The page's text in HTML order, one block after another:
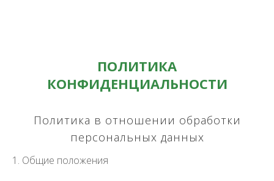
ПОЛИТИКА
КОНФИДЕНЦИАЛЬНОСТИ
Политика в отношении обработки
персональных данных
1. Общие положения